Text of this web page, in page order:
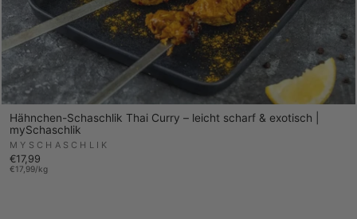
Hähnchen-Schaschlik Thai Curry – leicht scharf & exotisch |
mySchaschlik
MYSCHASCHLIK
€17,99
€17,99/kg